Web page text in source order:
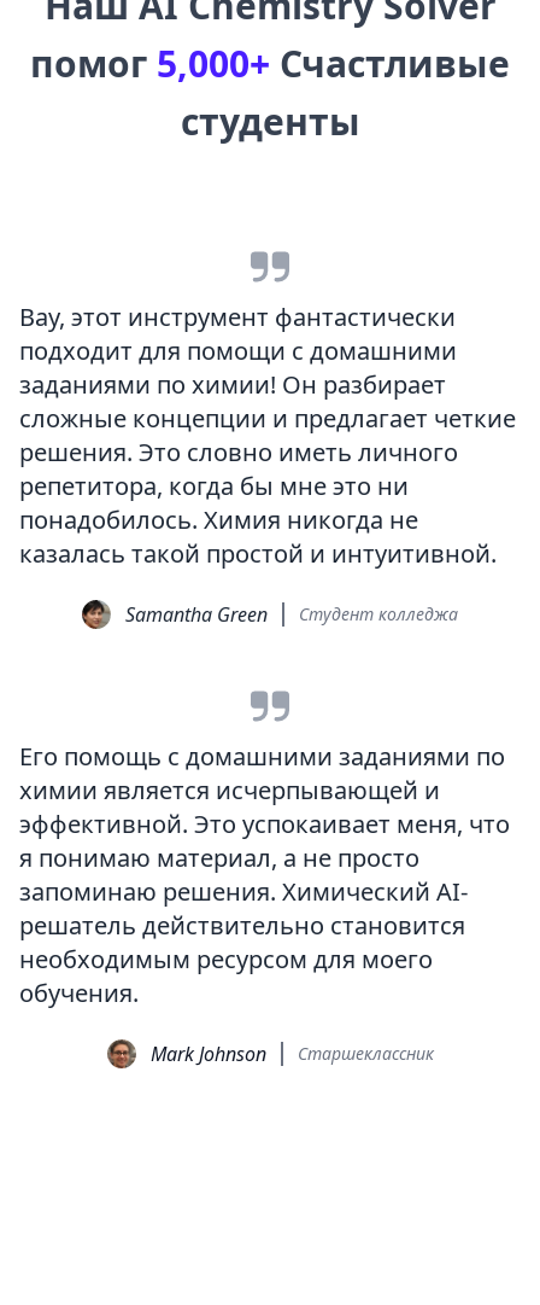
помог 5,000+ Счастливые
студенты
Вау, этот инструмент фантастически
подходит для помощи с домашними
заданиями по химии! Он разбирает
сложные концепции и предлагает четкие
решения. Это словно иметь личного
репетитора, когда бы мне это ни
понадобилось. Химия никогда не
казалась такой простой и интуитивной.
Samantha Green Студент колледжа
Его помощь с домашними заданиями по
химии является исчерпывающей и
эффективной. Это успокаивает меня, что
я понимаю материал, а не просто
запоминаю решения. Химический AI-
решатель действительно становится
необходимым ресурсом для моего
обучения.
Mark Johnson Старшеклассник